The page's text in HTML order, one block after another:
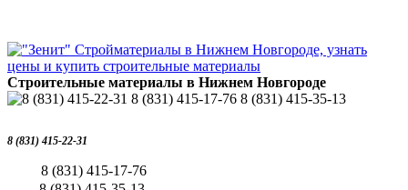
Строительные материалы в Нижнем Новгороде
8 (831) 415-22-31
8 (831) 415-17-76